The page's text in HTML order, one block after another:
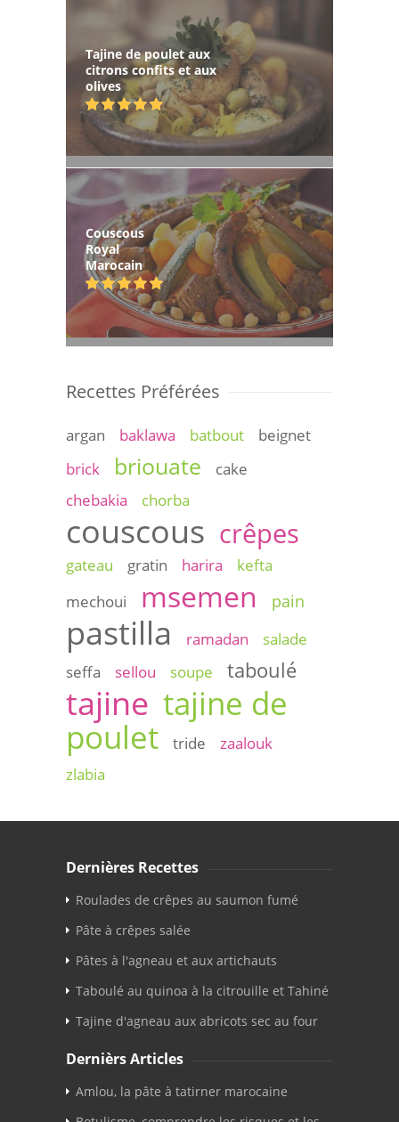
Tajine de poulet aux
citrons confits et aux
olives
Couscous
Royal
Marocain
Recettes Préférées
argan baklawa batbout
beignet
brick
briouate
cake
chebakia
chorba
couscous crêpes
gateau gratin harira
kefta
mechoui
msemen pain
pastilla ramadan
salade
seffa
sellou soupe taboulé
tajine tajine de
poulet
tride
zaalouk
zlabia
Dernières Recettes
Roulades de crêpes au saumon fumé
Pâte à crêpes salée
Pâtes à l'agneau et aux artichauts
Taboulé au quinoa à la citrouille et Tahiné
Tajine d'agneau aux abricots sec au four
Dernièrs Articles
Amlou, la pâte à tatirner marocaine